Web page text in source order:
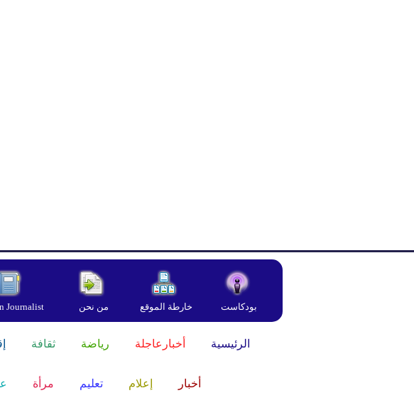
Journalist من نحن خارطة الموقع بودكاست
الرئيسية أخبارعاجلة رياضة ثقافة
أخبار إعلام تعليم مرأة